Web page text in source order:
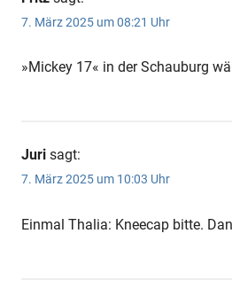
7. März 2025 um 08:21 Uhr
»Mickey 17« in der Schauburg
Juri sagt:
7. März 2025 um 10:03 Uhr
Einmal Thalia: Kneecap bitte.